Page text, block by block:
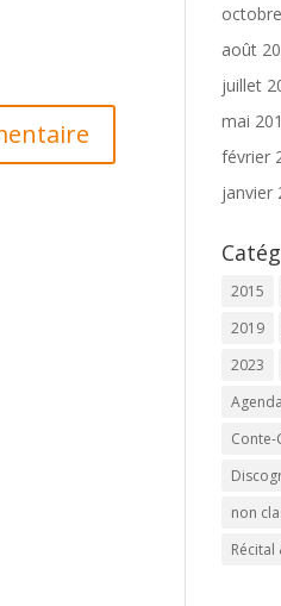
août
juillet
mai
février
janvier
2015
2019
2023
Agenda
Conte-
non